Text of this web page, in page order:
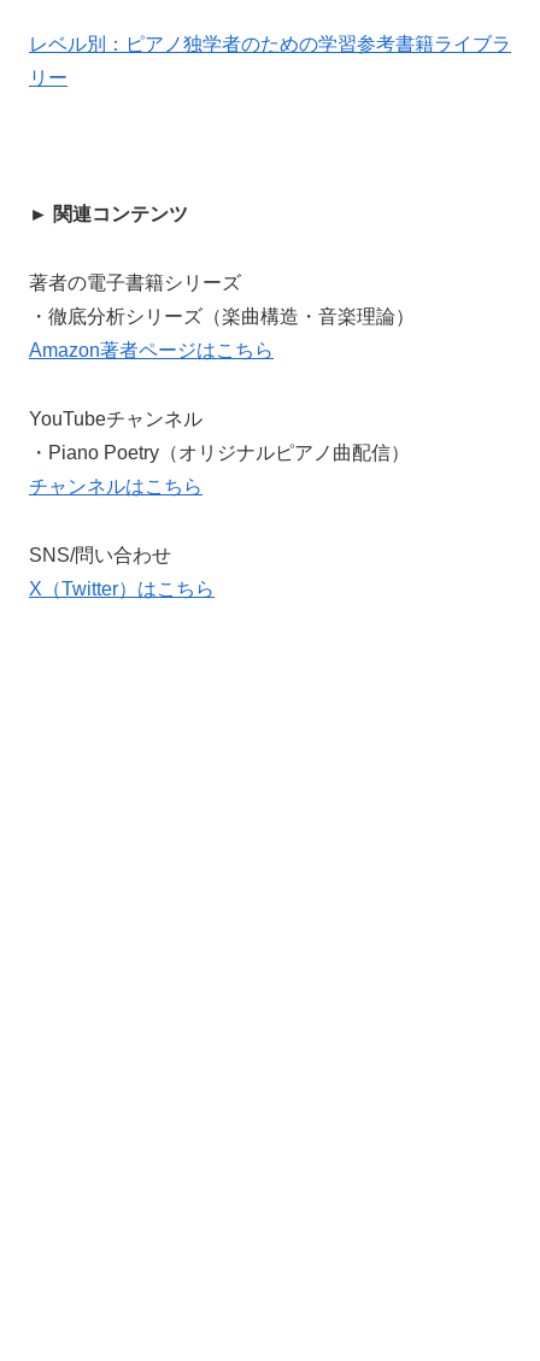
レベル別：ピアノ独学者のための学習参考書籍ライブラ
リー
► 関連コンテンツ
著者の電子書籍シリーズ
・徹底分析シリーズ（楽曲構造・音楽理論）
Amazon著者ページはこちら
YouTubeチャンネル
・Piano Poetry（オリジナルピアノ曲配信）
チャンネルはこちら
SNS/問い合わせ
X（Twitter）はこちら